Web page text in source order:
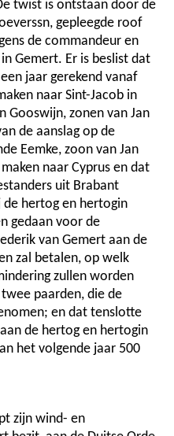
twist is ontstaan door de
gepleegde roof
de commandeur en
Gemert. Er is beslist dat
jaar gerekend vanaf
naar Sint-Jacob in
Gooswijn, zonen van Jan
de aanslag op de
Eemke, zoon van Jan
naar Cyprus en dat
uit Brabant
hertog en hertogin
gedaan voor de
van Gemert aan de
zal betalen, op welk
zullen worden
paarden, die de
en dat tenslotte
de hertog en hertogin
het volgende jaar 500
zijn wind- en